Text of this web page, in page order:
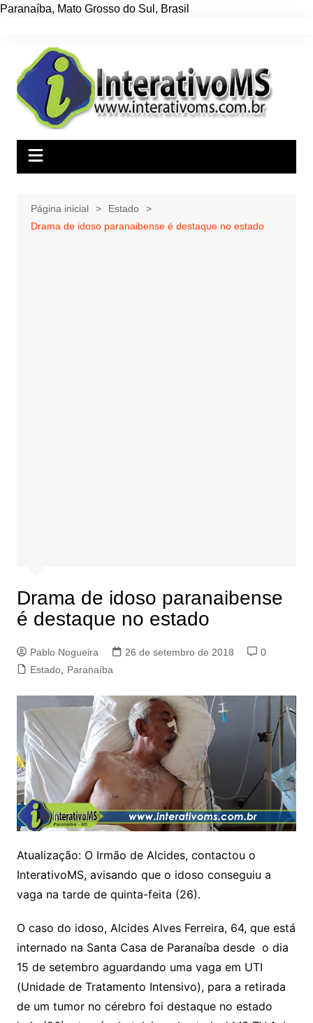
Paranaíba, Mato Grosso do Sul , Brasil
conteúdo
Página inicial
Estado
Drama de idoso paranaibense é destaque no estado
Drama de idoso paranaibense
é destaque no estado
Pablo Nogueira 26 de setembro de 2018
0
Estado, Paranaíba
Atualização: O Irmão de Alcides, contactou o
InterativoMS, avisando que o idoso conseguiu a
vaga na tarde de quinta-feita (26).
O caso do idoso, Alcides Alves Ferreira, 64, que está
internado na Santa Casa de Paranaíba desde o dia
15 de setembro aguardando uma vaga em UTI
(Unidade de Tratamento Intensivo), para a retirada
de um tumor no cérebro foi destaque no estado